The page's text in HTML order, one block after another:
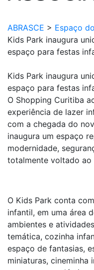
ABRASCE > Espaço
Kids Park inaugura
espaço para festas
Kids Park inaugura
espaço para festas
O Shopping Curitiba
experiência de lazer
com a chegada do
inaugura um espaço
modernidade,
totalmente voltado ao
O Kids Park conta
infantil, em uma área
ambientes e
temática, cozinha
espaço de fantasias,
miniaturas, cineminha